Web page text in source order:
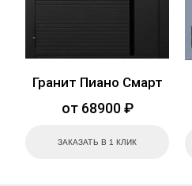
Гранит Пиано Смарт
от 68900 ₽
ЗАКАЗАТЬ В 1 КЛИК